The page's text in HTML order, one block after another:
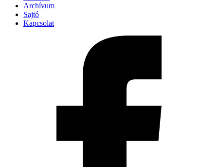
Archívum
Sajtó
Kapcsolat